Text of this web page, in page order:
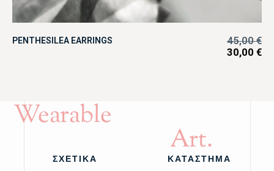
PENTHESILEA EARRINGS 45,00€
30,00 €
Wearable
Art.
ΣΧΕΤΙΚΑ ΚΑΤΑΣΤΗΜΑ